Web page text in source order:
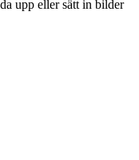
upp eller sätt in bilder